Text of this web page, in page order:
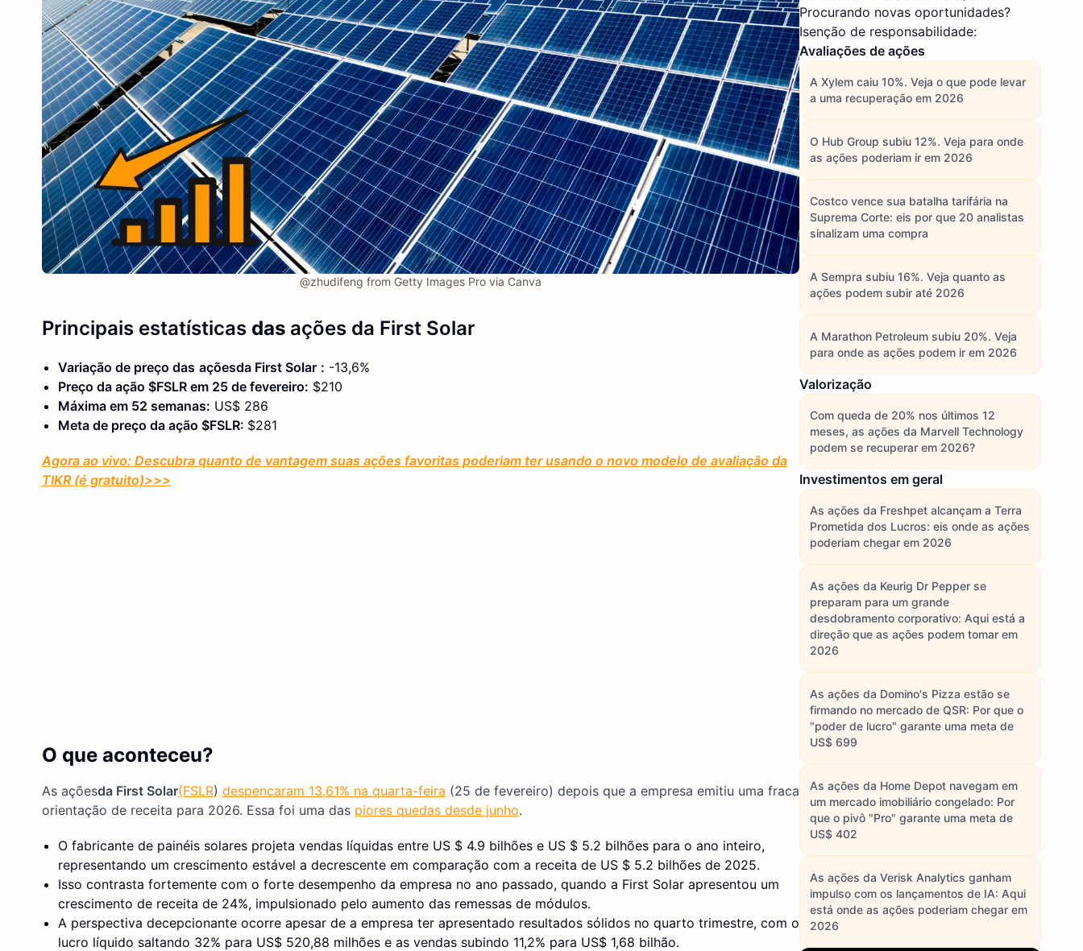
@zhudifeng from Getty Images Pro via Canva
Principais estatísticas das ações da First Solar
Variação de preço das açõesda First Solar : -13,6%
Preço da ação $FSLR em 25 de fevereiro: $210
Máxima em 52 semanas: US$ 286
Meta de preço da ação $FSLR: $281
Agora ao vivo: Descubra quanto de vantagem suas ações favoritas poderiam ter usando o novo modelo de avaliação da
TIKR (é gratuito)>>>
O que aconteceu?
As açõesda First Solar(FSLR) despencaram 13,61% na quarta-feira (25 de fevereiro) depois que a empresa emitiu uma fraca
orientação de receita para 2026. Essa foi uma das piores quedas desde junho.
O fabricante de painéis solares projeta vendas líquidas entre US $ 4.9 bilhões e US $ 5.2 bilhões para o ano inteiro,
representando um crescimento estável a decrescente em comparação com a receita de US $ 5.2 bilhões de 2025.
Isso contrasta fortemente com o forte desempenho da empresa no ano passado, quando a First Solar apresentou um
crescimento de receita de 24%, impulsionado pelo aumento das remessas de módulos.
A perspectiva decepcionante ocorre apesar de a empresa ter apresentado resultados sólidos no quarto trimestre, com o
lucro líquido saltando 32% para US$ 520,88 milhões e as vendas subindo 11,2% para US$ 1,68 bilhão.
Procurando novas oportunidades?
Isenção de responsabilidade:
Avaliações de ações
A Xylem caiu 10%. Veja o que pode levar
a uma recuperação em 2026
O Hub Group subiu 12%. Veja para onde
as ações poderiam ir em 2026
Costco vence sua batalha tarifária na
Suprema Corte: eis por que 20 analistas
sinalizam uma compra
A Sempra subiu 16%. Veja quanto as
ações podem subir até 2026
A Marathon Petroleum subiu 20%. Veja
para onde as ações podem ir em 2026
Valorização
Com queda de 20% nos últimos 12
meses, as ações da Marvell Technology
podem se recuperar em 2026?
Investimentos em geral
As ações da Freshpet alcançam a Terra
Prometida dos Lucros: eis onde as ações
poderiam chegar em 2026
As ações da Keurig Dr Pepper se
preparam para um grande
desdobramento corporativo: Aqui está a
direção que as ações podem tomar em
2026
As ações da Domino's Pizza estão se
firmando no mercado de QSR: Por que o
"poder de lucro" garante uma meta de
US$ 699
As ações da Home Depot navegam em
um mercado imobiliário congelado: Por
que o pivô "Pro" garante uma meta de
US$ 402
As ações da Verisk Analytics ganham
impulso com os lançamentos de IA: Aqui
está onde as ações poderiam chegar em
2026